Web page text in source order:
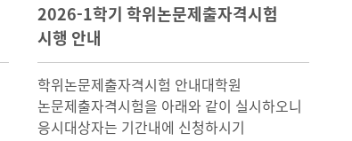
2026-1학기 학위논문제출자격시험
시행 안내
학위논문제출자격시험 안내대학원
논문제출자격시험을 아래와 같이 실시하오니
응시대상자는 기간내에 신청하시기